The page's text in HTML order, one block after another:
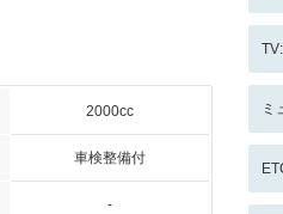
2000cc
車検整備付
-
ミ